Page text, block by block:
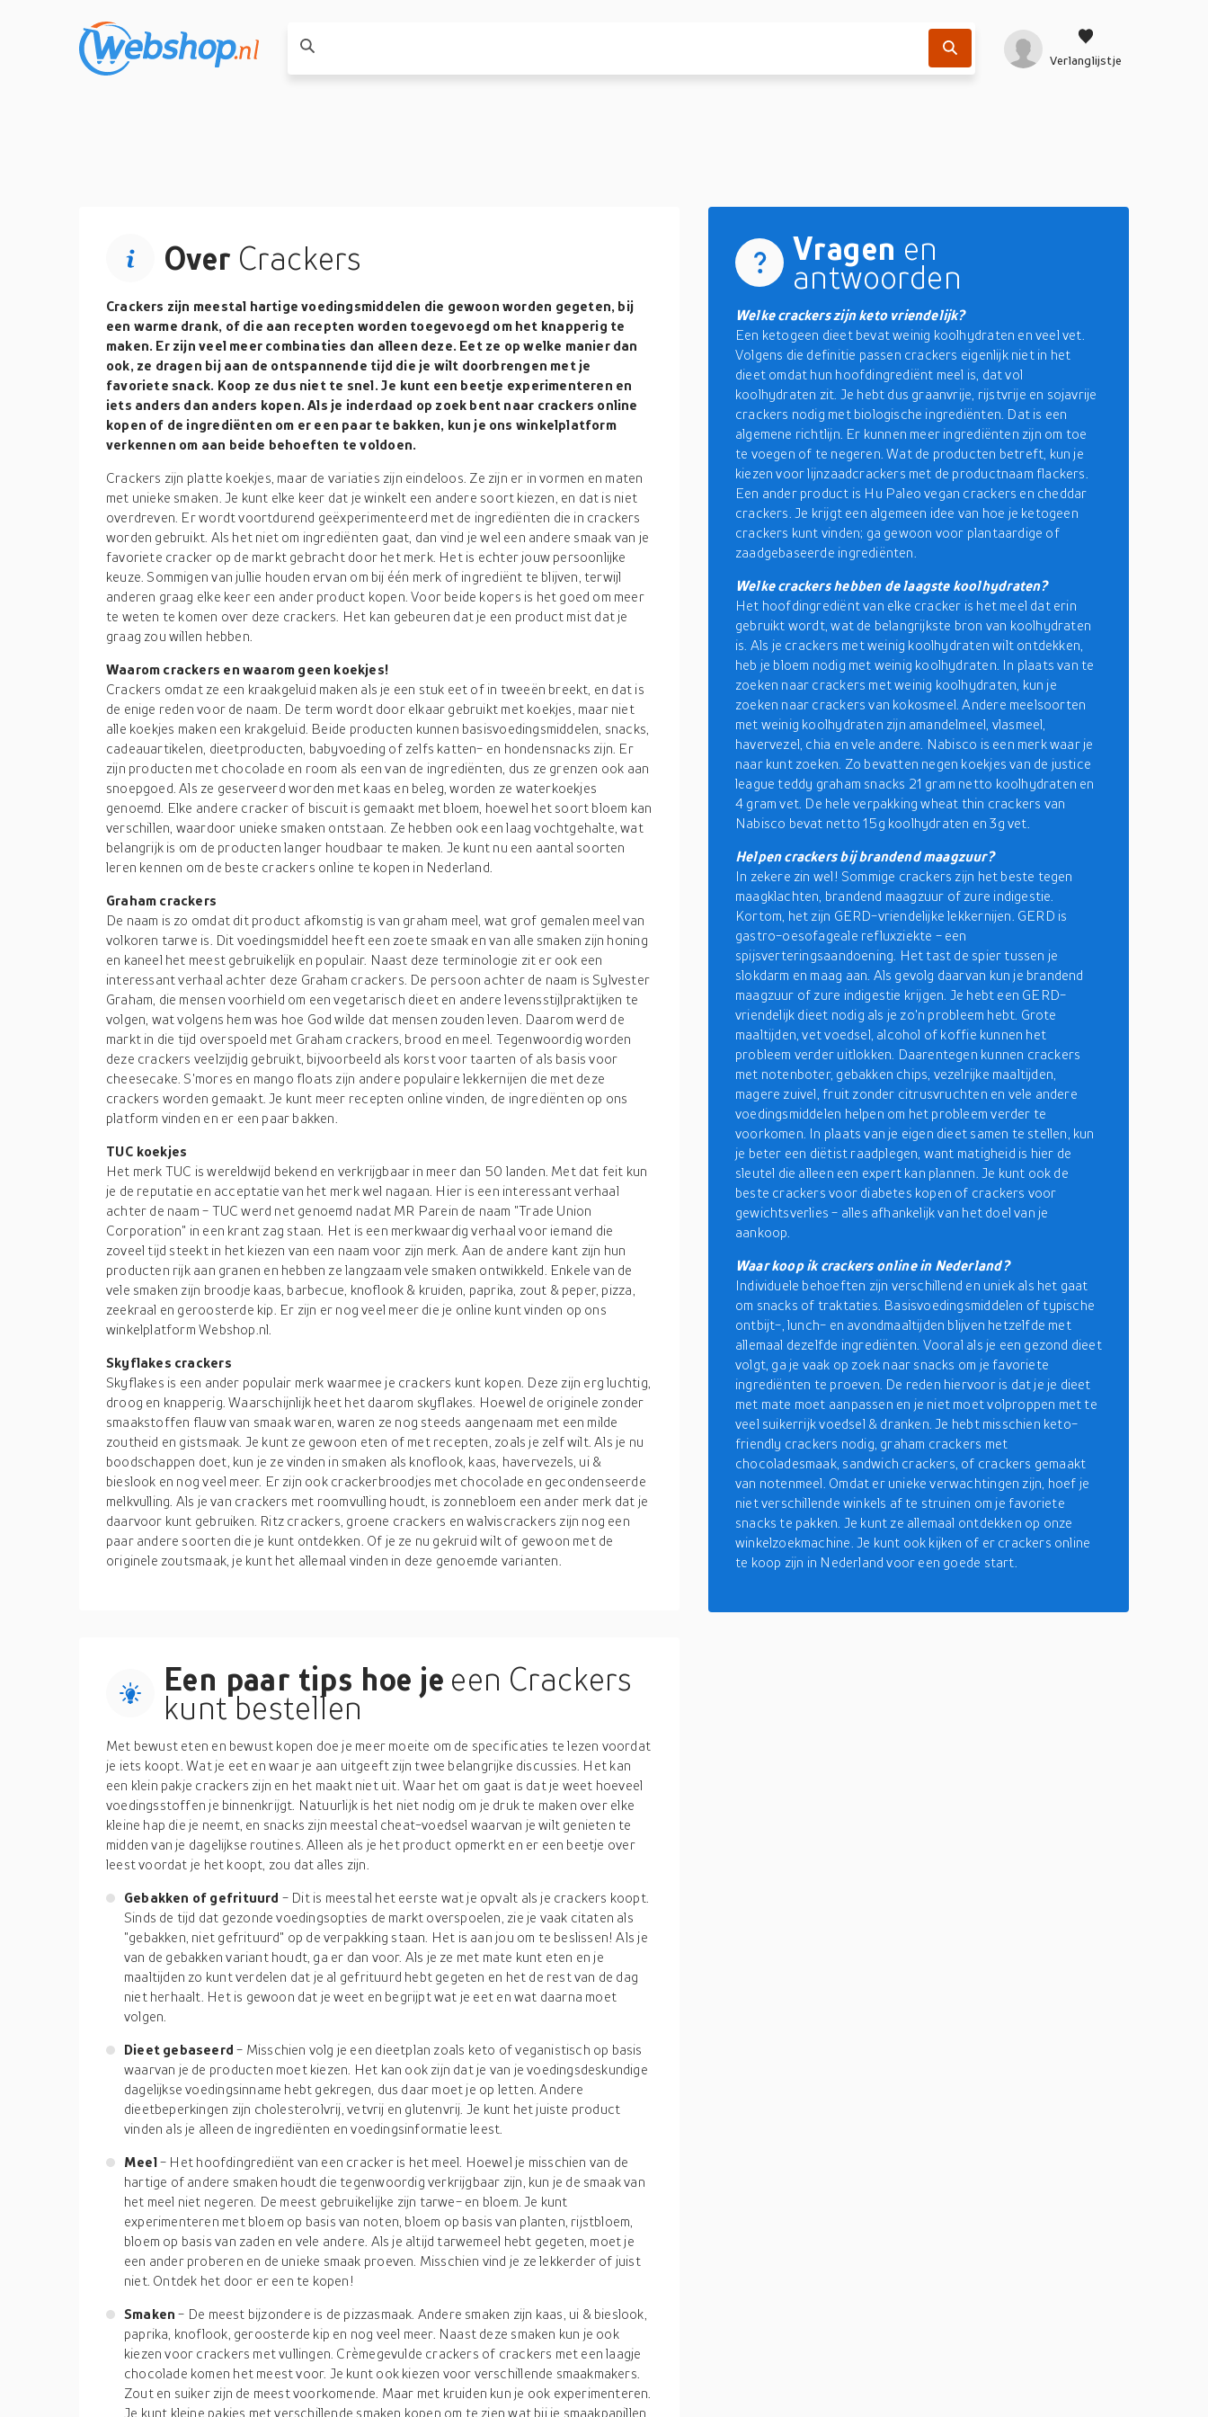
Verlanglijstje
Over Crackers
Crackers zijn meestal hartige voedingsmiddelen die gewoon worden gegeten, bij
een warme drank, of die aan recepten worden toegevoegd om het knapperig te
maken. Er zijn veel meer combinaties dan alleen deze. Eet ze op welke manier dan
ook, ze dragen bij aan de ontspannende tijd die je wilt doorbrengen met je
favoriete snack. Koop ze dus niet te snel. Je kunt een beetje experimenteren en
iets anders dan anders kopen. Als je inderdaad op zoek bent naar crackers online
kopen of de ingrediënten om er een paar te bakken, kun je ons winkelplatform
verkennen om aan beide behoeften te voldoen.
Crackers zijn platte koekjes, maar de variaties zijn eindeloos. Ze zijn er in vormen en maten
met unieke smaken. Je kunt elke keer dat je winkelt een andere soort kiezen, en dat is niet
overdreven. Er wordt voortdurend geëxperimenteerd met de ingrediënten die in crackers
worden gebruikt. Als het niet om ingrediënten gaat, dan vind je wel een andere smaak van je
favoriete cracker op de markt gebracht door het merk. Het is echter jouw persoonlijke
keuze. Sommigen van jullie houden ervan om bij één merk of ingrediënt te blijven, terwijl
anderen graag elke keer een ander product kopen. Voor beide kopers is het goed om meer
te weten te komen over deze crackers. Het kan gebeuren dat je een product mist dat je
graag zou willen hebben.
Waarom crackers en waarom geen koekjes!
Crackers omdat ze een kraakgeluid maken als je een stuk eet of in tweeën breekt, en dat is
de enige reden voor de naam. De term wordt door elkaar gebruikt met koekjes, maar niet
alle koekjes maken een krakgeluid. Beide producten kunnen basisvoedingsmiddelen, snacks,
cadeauartikelen, dieetproducten, babyvoeding of zelfs katten- en hondensnacks zijn. Er
zijn producten met chocolade en room als een van de ingrediënten, dus ze grenzen ook aan
snoepgoed. Als ze geserveerd worden met kaas en beleg, worden ze waterkoekjes
genoemd. Elke andere cracker of biscuit is gemaakt met bloem, hoewel het soort bloem kan
verschillen, waardoor unieke smaken ontstaan. Ze hebben ook een laag vochtgehalte, wat
belangrijk is om de producten langer houdbaar te maken. Je kunt nu een aantal soorten
leren kennen om de beste crackers online te kopen in Nederland.
Graham crackers
De naam is zo omdat dit product afkomstig is van graham meel, wat grof gemalen meel van
volkoren tarwe is. Dit voedingsmiddel heeft een zoete smaak en van alle smaken zijn honing
en kaneel het meest gebruikelijk en populair. Naast deze terminologie zit er ook een
interessant verhaal achter deze Graham crackers. De persoon achter de naam is Sylvester
Graham, die mensen voorhield om een vegetarisch dieet en andere levensstijlpraktijken te
volgen, wat volgens hem was hoe God wilde dat mensen zouden leven. Daarom werd de
markt in die tijd overspoeld met Graham crackers, brood en meel. Tegenwoordig worden
deze crackers veelzijdig gebruikt, bijvoorbeeld als korst voor taarten of als basis voor
cheesecake. S'mores en mango floats zijn andere populaire lekkernijen die met deze
crackers worden gemaakt. Je kunt meer recepten online vinden, de ingrediënten op ons
platform vinden en er een paar bakken.
TUC koekjes
Het merk TUC is wereldwijd bekend en verkrijgbaar in meer dan 50 landen. Met dat feit kun
je de reputatie en acceptatie van het merk wel nagaan. Hier is een interessant verhaal
achter de naam - TUC werd net genoemd nadat MR Parein de naam "Trade Union
Corporation" in een krant zag staan. Het is een merkwaardig verhaal voor iemand die
zoveel tijd steekt in het kiezen van een naam voor zijn merk. Aan de andere kant zijn hun
producten rijk aan granen en hebben ze langzaam vele smaken ontwikkeld. Enkele van de
vele smaken zijn broodje kaas, barbecue, knoflook & kruiden, paprika, zout & peper, pizza,
zeekraal en geroosterde kip. Er zijn er nog veel meer die je online kunt vinden op ons
winkelplatform Webshop.nl.
Skyflakes crackers
Skyflakes is een ander populair merk waarmee je crackers kunt kopen. Deze zijn erg luchtig,
droog en knapperig. Waarschijnlijk heet het daarom skyflakes. Hoewel de originele zonder
smaakstoffen flauw van smaak waren, waren ze nog steeds aangenaam met een milde
zoutheid en gistsmaak. Je kunt ze gewoon eten of met recepten, zoals je zelf wilt. Als je nu
boodschappen doet, kun je ze vinden in smaken als knoflook, kaas, havervezels, ui &
bieslook en nog veel meer. Er zijn ook crackerbroodjes met chocolade en gecondenseerde
melkvulling. Als je van crackers met roomvulling houdt, is zonnebloem een ander merk dat je
daarvoor kunt gebruiken. Ritz crackers, groene crackers en walviscrackers zijn nog een
paar andere soorten die je kunt ontdekken. Of je ze nu gekruid wilt of gewoon met de
originele zoutsmaak, je kunt het allemaal vinden in deze genoemde varianten.
Een paar tips hoe je een Crackers
kunt bestellen
Met bewust eten en bewust kopen doe je meer moeite om de specificaties te lezen voordat
je iets koopt. Wat je eet en waar je aan uitgeeft zijn twee belangrijke discussies. Het kan
een klein pakje crackers zijn en het maakt niet uit. Waar het om gaat is dat je weet hoeveel
voedingsstoffen je binnenkrijgt. Natuurlijk is het niet nodig om je druk te maken over elke
kleine hap die je neemt, en snacks zijn meestal cheat-voedsel waarvan je wilt genieten te
midden van je dagelijkse routines. Alleen als je het product opmerkt en er een beetje over
leest voordat je het koopt, zou dat alles zijn.
Gebakken of gefrituurd - Dit is meestal het eerste wat je opvalt als je crackers koopt.
Sinds de tijd dat gezonde voedingsopties de markt overspoelen, zie je vaak citaten als
"gebakken, niet gefrituurd" op de verpakking staan. Het is aan jou om te beslissen! Als je
van de gebakken variant houdt, ga er dan voor. Als je ze met mate kunt eten en je
maaltijden zo kunt verdelen dat je al gefrituurd hebt gegeten en het de rest van de dag
niet herhaalt. Het is gewoon dat je weet en begrijpt wat je eet en wat daarna moet
volgen.
Dieet gebaseerd- Misschien volg je een dieetplan zoals keto of veganistisch op basis
waarvan je de producten moet kiezen. Het kan ook zijn dat je van je voedingsdeskundige
dagelijkse voedingsinname hebt gekregen, dus daar moet je op letten. Andere
dieetbeperkingen zijn cholesterolvrij, vetvrij en glutenvrij. Je kunt het juiste product
vinden als je alleen de ingrediënten en voedingsinformatie leest.
Meel- Het hoofdingrediënt van een cracker is het meel. Hoewel je misschien van de
hartige of andere smaken houdt die tegenwoordig verkrijgbaar zijn, kun je de smaak van
het meel niet negeren. De meest gebruikelijke zijn tarwe- en bloem. Je kunt
experimenteren met bloem op basis van noten, bloem op basis van planten, rijstbloem,
bloem op basis van zaden en vele andere. Als je altijd tarwemeel hebt gegeten, moet je
een ander proberen en de unieke smaak proeven. Misschien vind je ze lekkerder of juist
niet. Ontdek het door er een te kopen!
Smaken- De meest bijzondere is de pizzasmaak. Andere smaken zijn kaas, ui & bieslook,
paprika, knoflook, geroosterde kip en nog veel meer. Naast deze smaken kun je ook
kiezen voor crackers met vullingen. Crèmegevulde crackers of crackers met een laagje
chocolade komen het meest voor. Je kunt ook kiezen voor verschillende smaakmakers.
Zout en suiker zijn de meest voorkomende. Maar met kruiden kun je ook experimenteren.
Je kunt kleine pakjes met verschillende smaken kopen om te zien wat bij je smaakpapillen
Vragen en
antwoorden
Welke crackers zijn keto vriendelijk?
Een ketogeen dieet bevat weinig koolhydraten en veel vet.
Volgens die definitie passen crackers eigenlijk niet in het
dieet omdat hun hoofdingrediënt meel is, dat vol
koolhydraten zit. Je hebt dus graanvrije, rijstvrije en sojavrije
crackers nodig met biologische ingrediënten. Dat is een
algemene richtlijn. Er kunnen meer ingrediënten zijn om toe
te voegen of te negeren. Wat de producten betreft, kun je
kiezen voor lijnzaadcrackers met de productnaam flackers.
Een ander product is Hu Paleo vegan crackers en cheddar
crackers. Je krijgt een algemeen idee van hoe je ketogeen
crackers kunt vinden; ga gewoon voor plantaardige of
zaadgebaseerde ingrediënten.
Welke crackers hebben de laagste koolhydraten?
Het hoofdingrediënt van elke cracker is het meel dat erin
gebruikt wordt, wat de belangrijkste bron van koolhydraten
is. Als je crackers met weinig koolhydraten wilt ontdekken,
heb je bloem nodig met weinig koolhydraten. In plaats van te
zoeken naar crackers met weinig koolhydraten, kun je
zoeken naar crackers van kokosmeel. Andere meelsoorten
met weinig koolhydraten zijn amandelmeel, vlasmeel,
havervezel, chia en vele andere. Nabisco is een merk waar je
naar kunt zoeken. Zo bevatten negen koekjes van de justice
league teddy graham snacks 21 gram netto koolhydraten en
4 gram vet. De hele verpakking wheat thin crackers van
Nabisco bevat netto 15g koolhydraten en 3g vet.
Helpen crackers bij brandend maagzuur?
In zekere zin wel! Sommige crackers zijn het beste tegen
maagklachten, brandend maagzuur of zure indigestie.
Kortom, het zijn GERD-vriendelijke lekkernijen. GERD is
gastro-oesofageale refluxziekte - een
spijsverteringsaandoening. Het tast de spier tussen je
slokdarm en maag aan. Als gevolg daarvan kun je brandend
maagzuur of zure indigestie krijgen. Je hebt een GERD-
vriendelijk dieet nodig als je zo'n probleem hebt. Grote
maaltijden, vet voedsel, alcohol of koffie kunnen het
probleem verder uitlokken. Daarentegen kunnen crackers
met notenboter, gebakken chips, vezelrijke maaltijden,
magere zuivel, fruit zonder citrusvruchten en vele andere
voedingsmiddelen helpen om het probleem verder te
voorkomen. In plaats van je eigen dieet samen te stellen, kun
je beter een diëtist raadplegen, want matigheid is hier de
sleutel die alleen een expert kan plannen. Je kunt ook de
beste crackers voor diabetes kopen of crackers voor
gewichtsverlies - alles afhankelijk van het doel van je
aankoop.
Waar koop ik crackers online in Nederland?
Individuele behoeften zijn verschillend en uniek als het gaat
om snacks of traktaties. Basisvoedingsmiddelen of typische
ontbijt-, lunch- en avondmaaltijden blijven hetzelfde met
allemaal dezelfde ingrediënten. Vooral als je een gezond dieet
volgt, ga je vaak op zoek naar snacks om je favoriete
ingrediënten te proeven. De reden hiervoor is dat je je dieet
met mate moet aanpassen en je niet moet volproppen met te
veel suikerrijk voedsel & dranken. Je hebt misschien keto-
friendly crackers nodig, graham crackers met
chocoladesmaak, sandwich crackers, of crackers gemaakt
van notenmeel. Omdat er unieke verwachtingen zijn, hoef je
niet verschillende winkels af te struinen om je favoriete
snacks te pakken. Je kunt ze allemaal ontdekken op onze
winkelzoekmachine. Je kunt ook kijken of er crackers online
te koop zijn in Nederland voor een goede start.